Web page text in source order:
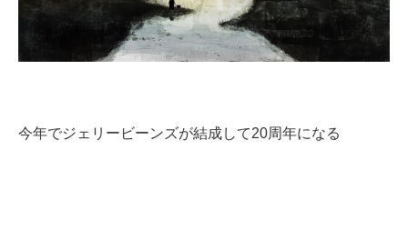
今年でジェリービーンズが結成して20周年になる